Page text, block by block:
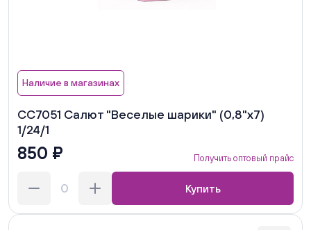
Наличие в магазинах
СС7051 Салют "Веселые шарики" (0,8"х7)
1/24/1
850 ₽ Получить оптовый прайс
Купить